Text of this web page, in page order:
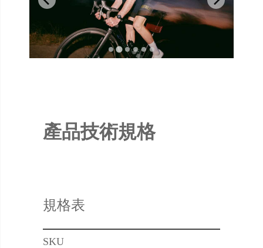
產品技術規格
規格表
SKU